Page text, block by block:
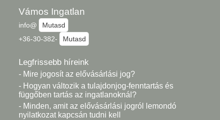
Vámos Ingatlan
info@
Mutasd
+36-30-382-
Mutasd
Legfrissebb híreink
- Mire jogosít az elővásárlási jog?
- Hogyan változik a tulajdonjog-fenntartás és
függőben tartás az ingatlanoknál?
- Minden, amit az elővásárlási jogról lemondó
nyilatkozat kapcsán tudni kell